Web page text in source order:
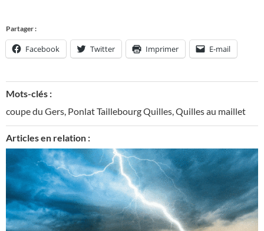
Partager :
Facebook Twitter Imprimer E-mail
Mots-clés :
coupe du Gers, Ponlat Taillebourg Quilles,Quilles au maillet
Articles en relation :